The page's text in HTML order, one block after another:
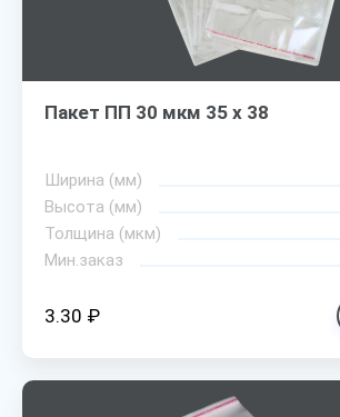
Пакет ПП 30 мкм 35 х 38
Ширина (мм)
Высота (мм)
Толщина (мкм)
Мин.заказ
3.30 ₽